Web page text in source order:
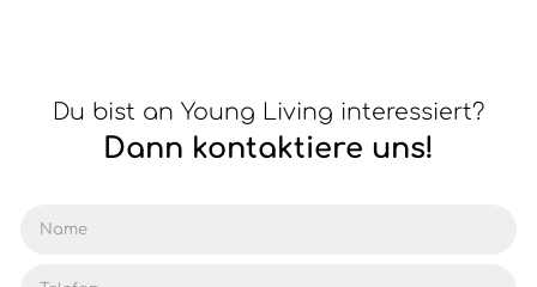
Du bist an Young Living interessiert?
Dann kontaktiere uns!